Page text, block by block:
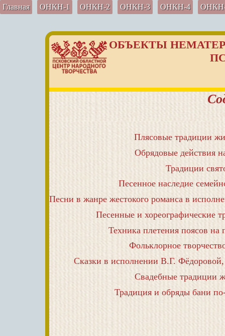
Главная ОНКН-1 ОНКН-2 ОНКН-3 ОНКН-4
ОБЪЕКТЫ
Плясовые традиции
Обрядовые действия
Традиции
Песенное наследие
Песенные и хореографические
Техника плетения поясов
Фольклорное
Сказки в исполнении В.Г.
Свадебные традиции
Традиция и обряды бани